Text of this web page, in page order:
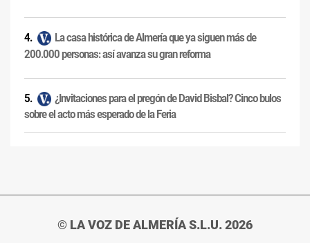
La casa histórica de Almería que ya siguen más de
200.000 personas: así avanza su gran reforma
¿Invitaciones para el pregón de David Bisbal? Cinco bulos
sobre el acto más esperado de la Feria
© LA VOZ DE ALMERÍA S.L.U. 2026